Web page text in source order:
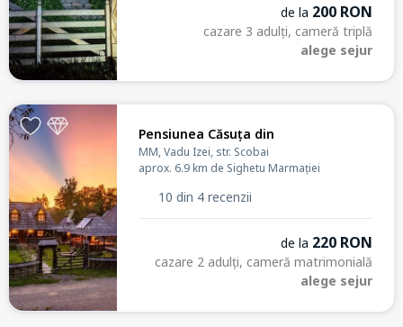
de la 200 RON
cazare 3 adulți, cameră triplă
alege sejur
Pensiunea Căsuța din
MM, Vadu Izei, str. Scobai
aprox. 6.9 km de Sighetu Marmației
10 din 4 recenzii
de la 220 RON
cazare 2 adulți, cameră matrimonială
alege sejur